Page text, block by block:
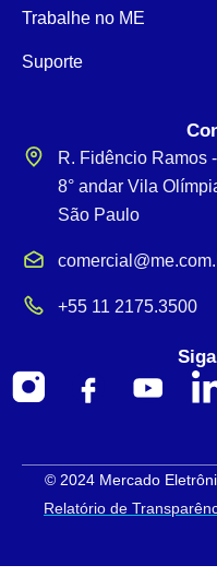
Trabalhe no ME
Suporte
R. Fidêncio Ramos
8° andar Vila
São Paulo
+55 11 2175.3500
© 2024 Mercado
Relatório de